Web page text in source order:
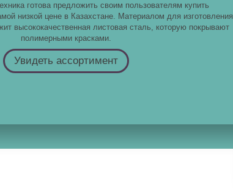
готова предложить своим пользователям купить
низкой цене в Казахстане. Материалом для изготовления
высококачественная листовая сталь, которую покрывают
полимерными красками.
Увидеть ассортимент